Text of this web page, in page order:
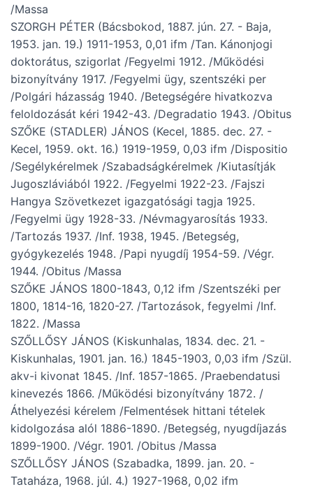
/Massa
SZORGH PÉTER (Bácsbokod, 1887. jún. 27. - Baja,
1953. jan. 19.) 1911-1953, 0,01 ifm /Tan. Kánonjogi
doktorátus, szigorlat /Fegyelmi 1912. /Működési
bizonyítvány 1917. /Fegyelmi ügy, szentszéki per
/Polgári házasság 1940. /Betegségére hivatkozva
feloldozását kéri 1942-43. /Degradatio 1943. /Obitus
SZŐKE (STADLER) JÁNOS (Kecel, 1885. dec. 27. -
Kecel, 1959. okt. 16.) 1919-1959, 0,03 ifm /Dispositio
/Segélykérelmek /Szabadságkérelmek /Kiutasítják
Jugoszláviából 1922. /Fegyelmi 1922-23. /Fajszi
Hangya Szövetkezet igazgatósági tagja 1925.
/Fegyelmi ügy 1928-33. /Névmagyarosítás 1933.
/Tartozás 1937. /Inf. 1938, 1945. /Betegség,
gyógykezelés 1948. /Papi nyugdíj 1954-59. /Végr.
1944. /Obitus /Massa
SZŐKE JÁNOS 1800-1843, 0,12 ifm /Szentszéki per
1800, 1814-16, 1820-27. /Tartozások, fegyelmi /Inf.
1822. /Massa
SZŐLLŐSY JÁNOS (Kiskunhalas, 1834. dec. 21. -
Kiskunhalas, 1901. jan. 16.) 1845-1903, 0,03 ifm /Szül.
akv-i kivonat 1845. /Inf. 1857-1865. /Praebendatusi
kinevezés 1866. /Működési bizonyítvány 1872. /
Áthelyezési kérelem /Felmentések hittani tételek
kidolgozása alól 1886-1890. /Betegség, nyugdíjazás
1899-1900. /Végr. 1901. /Obitus /Massa
SZŐLLŐSY JÁNOS (Szabadka, 1899. jan. 20. -
Tataháza, 1968. júl. 4.) 1927-1968, 0,02 ifm